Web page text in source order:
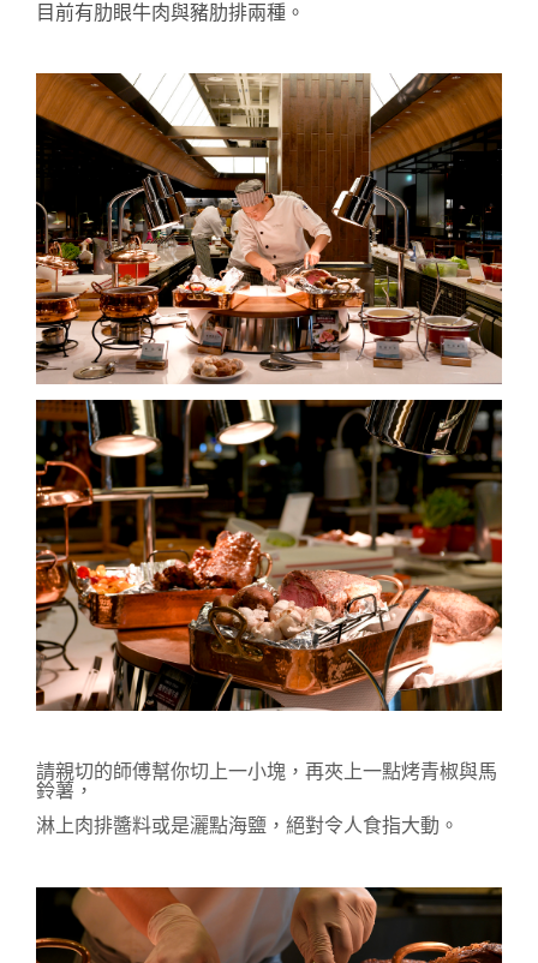
目前有肋眼牛肉與豬肋排兩種。
請親切的師傅幫你切上一小塊，再夾上一點烤青椒與馬
鈴薯，
淋上肉排醬料或是灑點海鹽，絕對令人食指大動。